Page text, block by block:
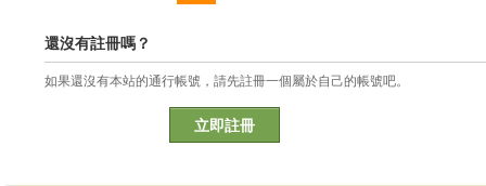
還沒有註冊嗎？
如果還沒有本站的通行帳號，請先註冊一個屬於自己的帳號吧。
立即註冊